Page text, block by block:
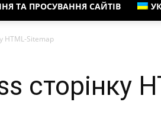
ТА ПРОСУВАННЯ САЙТІВ
HTML-Sitemap
сторінку